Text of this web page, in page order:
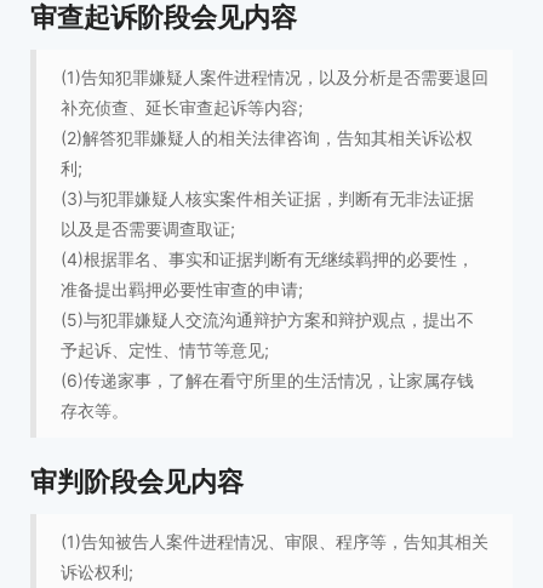
审查起诉阶段会见内容
(1)告知犯罪嫌疑人案件进程情况，以及分析是否需要退回
补充侦查、延长审查起诉等内容;
(2)解答犯罪嫌疑人的相关法律咨询，告知其相关诉讼权
利;
(3)与犯罪嫌疑人核实案件相关证据，判断有无非法证据
以及是否需要调查取证;
(4)根据罪名、事实和证据判断有无继续羁押的必要性，
准备提出羁押必要性审查的申请;
(5)与犯罪嫌疑人交流沟通辩护方案和辩护观点，提出不
予起诉、定性、情节等意见;
(6)传递家事，了解在看守所里的生活情况，让家属存钱
存衣等。
审判阶段会见内容
(1)告知被告人案件进程情况、审限、程序等，告知其相关
诉讼权利;